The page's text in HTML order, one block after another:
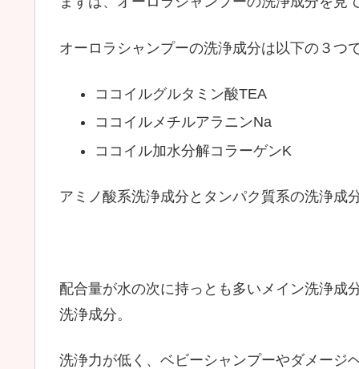
オーロラシャンプーの洗浄成分は以下の３つ
ココイルグルタミン酸TEA
ココイルメチルアラニンNa
ココイル加水分解コラーゲンK
アミノ酸系洗浄成分とタンパク質系の洗浄成
配合量が水の次に持っとも多いメイン洗浄成
洗浄成分。
洗浄力が低く、ベビーシャンプーやダメージ